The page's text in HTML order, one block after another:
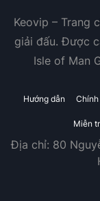
Keovip – Trang
giải đấu. Được
Isle of Man
Hướng dẫn
Miễn
Địa chỉ: 80